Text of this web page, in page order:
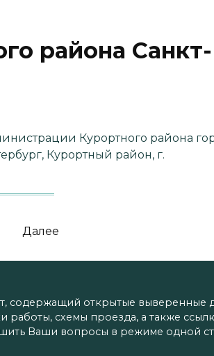
района Санкт-
Курортного района
Курортный район, г.
Далее
открытые выверенные
работы, схемы проезда, а также
Ваши вопросы в режиме одной